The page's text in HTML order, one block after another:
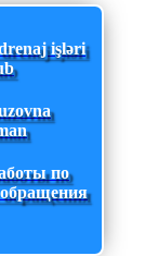
işləri
по